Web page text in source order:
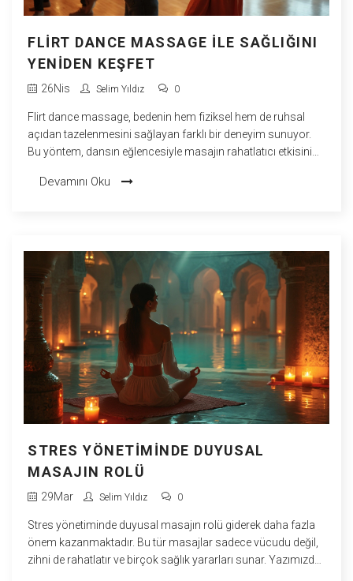
FLIRT DANCE MASSAGE ILE SAĞLIĞINI
YENIDEN KEŞFET
26Nis Selim Yıldız 0
Flirt dance massage, bedenin hem fiziksel hem de ruhsal
açıdan tazelenmesini sağlayan farklı bir deneyim sunuyor.
Bu yöntem, dansın eğlencesiyle masajın rahatlatıcı etkisini
olurken, özgüven üzerinde de olumlu bir etki yapıyor. Hareket
Devamını Oku
STRES YÖNETIMINDE DUYUSAL
MASAJIN ROLÜ
29Mar Selim Yıldız 0
Stres yönetiminde duyusal masajın rolü giderek daha fazla
önem kazanmaktadır. Bu tür masajlar sadece vücudu değil,
zihni de rahatlatır ve birçok sağlık yararları sunar. Yazımızda